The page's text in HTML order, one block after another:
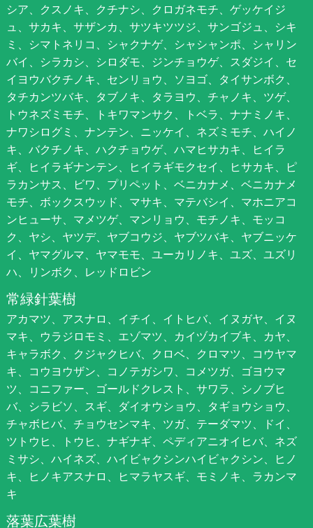
シア、クスノキ、クチナシ、クロガネモチ、ゲッケイジ
ュ、サカキ、サザンカ、サツキツツジ、サンゴジュ、シキ
ミ、シマトネリコ、シャクナゲ、シャシャンポ、シャリン
バイ、シラカシ、シロダモ、ジンチョウゲ、スダジイ、セ
イヨウバクチノキ、センリョウ、ソヨゴ、タイサンボク、
タチカンツバキ、タブノキ、タラヨウ、チャノキ、ツゲ、
トウネズミモチ、トキワマンサク、トベラ、ナナミノキ、
ナワシログミ、ナンテン、ニッケイ、ネズミモチ、ハイノ
キ、バクチノキ、ハクチョウゲ、ハマヒサカキ、ヒイラ
ギ、ヒイラギナンテン、ヒイラギモクセイ、ヒサカキ、ピ
ラカンサス、ビワ、プリペット、ベニカナメ、ベニカナメ
モチ、ボックスウッド、マサキ、マテバシイ、マホニアコ
ンヒューサ、マメツゲ、マンリョウ、モチノキ、モッコ
ク、ヤシ、ヤツデ、ヤブコウジ、ヤブツバキ、ヤブニッケ
イ、ヤマグルマ、ヤマモモ、ユーカリノキ、ユズ、ユズリ
ハ、リンボク、レッドロビン
常緑針葉樹
アカマツ、アスナロ、イチイ、イトヒバ、イヌガヤ、イヌ
マキ、ウラジロモミ、エゾマツ、カイヅカイブキ、カヤ、
キャラボク、クジャクヒバ、クロベ、クロマツ、コウヤマ
キ、コウヨウザン、コノテガシワ、コメツガ、ゴヨウマ
ツ、コニファー、ゴールドクレスト、サワラ、シノブヒ
バ、シラビソ、スギ、ダイオウショウ、タギョウショウ、
チャボヒバ、チョウセンマキ、ツガ、テーダマツ、ドイ、
ツトウヒ、トウヒ、ナギナギ、ペディアニオイヒバ、ネズ
ミサシ、ハイネズ、ハイビャクシンハイビャクシン、ヒノ
キ、ヒノキアスナロ、ヒマラヤスギ、モミノキ、ラカンマ
キ
落葉広葉樹